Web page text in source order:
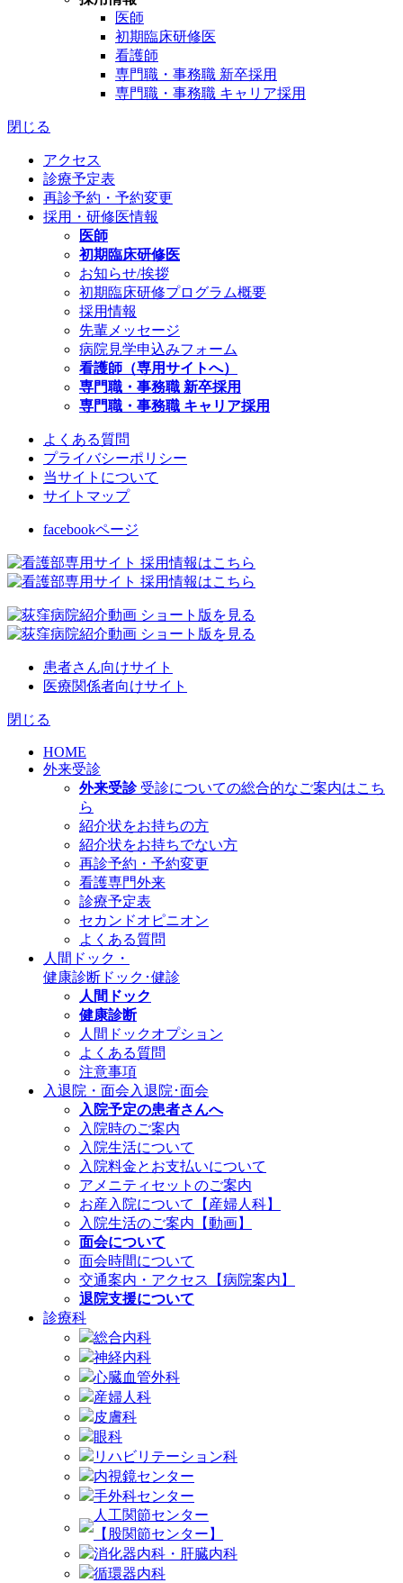
医師
初期臨床研修医
看護師
専門職・事務職 新卒採用
専門職・事務職 キャリア採用
閉じる
アクセス
診療予定表
再診予約・予約変更
採用・研修医情報
医師
初期臨床研修医
お知らせ/挨拶
初期臨床研修プログラム概要
採用情報
先輩メッセージ
病院見学申込みフォーム
看護師（専用サイトへ）
専門職・事務職 新卒採用
専門職・事務職 キャリア採用
よくある質問
プライバシーポリシー
当サイトについて
サイトマップ
facebookページ
患者さん向けサイト
医療関係者向けサイト
閉じる
HOME
外来受診
外来受診 受診についての総合的なご案内はこち
ら
紹介状をお持ちの方
紹介状をお持ちでない方
再診予約・予約変更
看護専門外来
診療予定表
セカンドオピニオン
よくある質問
人間ドック・
健康診断 ドック･健診
人間ドック
健康診断
人間ドックオプション
よくある質問
注意事項
入退院・面会 入退院･面会
入院予定の患者さんへ
入院時のご案内
入院生活について
入院料金とお支払いについて
アメニティセットのご案内
お産入院について【産婦人科】
入院生活のご案内【動画】
面会について
面会時間について
交通案内・アクセス【病院案内】
退院支援について
診療科
総合内科
神経内科
心臓血管外科
産婦人科
皮膚科
眼科
リハビリテーション科
内視鏡センター
手外科センター
人工関節センター
【股関節センター】
消化器内科・肝臓内科
循環器内科